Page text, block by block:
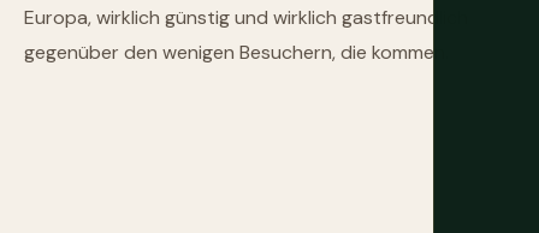
Europa, wirklich günstig und wirklich gastfreundlich
gegenüber den wenigen Besuchern, die kommen.